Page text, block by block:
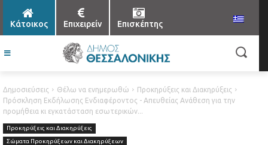
Κάτοικος Επιχειρείν Επισκέπτης
Δημοσιεύσεις Θέλω να ενημερωθώ
Προκηρύξεις και Διακηρύξεις
Πρόσκληση Εκδήλωσης Ενδιαφέροντος - Απευθείας Ανάθεση για την
προμήθεια κι εγκατάσταση εσωτερικών...
Προκηρύξεις και Διακηρύξεις
Σώματα Προκηρύξεων και Διακηρύξεων